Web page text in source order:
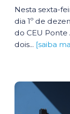
Nesta sexta-
dia 1º de
do CEU
dois... [saiba